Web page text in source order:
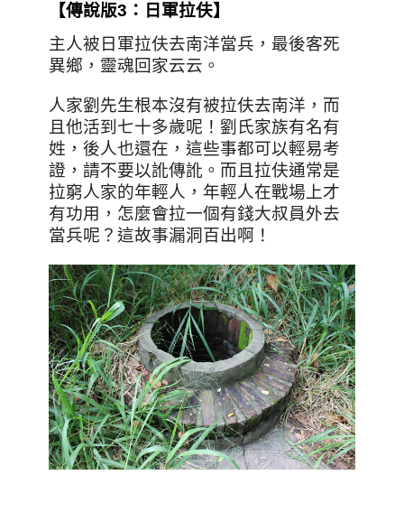
【傳說版3：日軍拉伕】
主人被日軍拉伕去南洋當兵，最後客死
異鄉，靈魂回家云云。
人家劉先生根本沒有被拉伕去南洋，而
且他活到七十多歲呢！劉氏家族有名有
姓，後人也還在，這些事都可以輕易考
證，請不要以訛傳訛。而且拉伕通常是
拉窮人家的年輕人，年輕人在戰場上才
有功用，怎麼會拉一個有錢大叔員外去
當兵呢？這故事漏洞百出啊！